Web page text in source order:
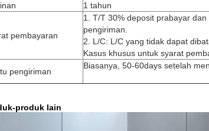
1 tahun
pembayaran
1. T/T 30% deposit prabayar
pengiriman.
2. L/C: L/C yang tidak dapat
Kasus khusus untuk syarat
pengiriman
Biasanya, 50-60days setelah
produk lain